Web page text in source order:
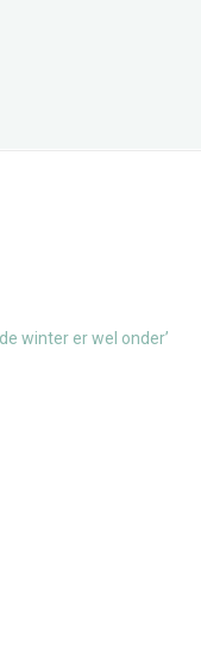
winter er wel onder’